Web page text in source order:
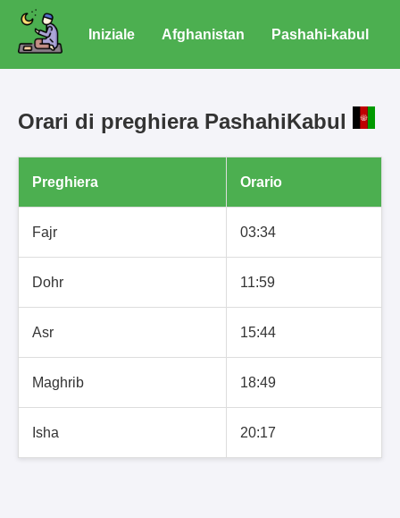
Iniziale Afghanistan Pashahi-kabul
Orari di preghiera PashahiKabul
Preghiera Orario
Fajr 03:34
Dohr 11:59
Asr 15:44
Maghrib 18:49
Isha 20:17